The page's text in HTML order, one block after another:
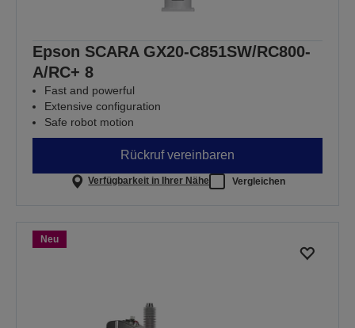
Epson SCARA GX20-C851SW/RC800-
A/RC+ 8
Fast and powerful
Extensive configuration
Safe robot motion
Rückruf vereinbaren
Verfügbarkeit in Ihrer Nähe Vergleichen
Neu